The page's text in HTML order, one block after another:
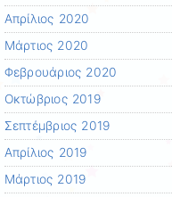
Απρίλιος 2020
Μάρτιος 2020
Φεβρουάριος 2020
Οκτώβριος 2019
Σεπτέμβριος 2019
Απρίλιος 2019
Μάρτιος 2019